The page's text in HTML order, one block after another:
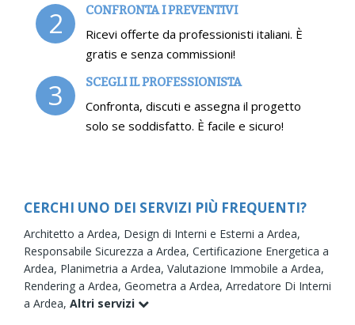
2 CONFRONTA I PREVENTIVI
Ricevi offerte da professionisti italiani. È
gratis e senza commissioni!
3 SCEGLI IL PROFESSIONISTA
Confronta, discuti e assegna il progetto
solo se soddisfatto. È facile e sicuro!
CERCHI UNO DEI SERVIZI PIÙ FREQUENTI?
Architetto a Ardea, Design di Interni e Esterni a Ardea,
Responsabile Sicurezza a Ardea, Certificazione Energetica a
Ardea, Planimetria a Ardea, Valutazione Immobile a Ardea,
Rendering a Ardea, Geometra a Ardea, Arredatore Di Interni
a Ardea, Altri servizi